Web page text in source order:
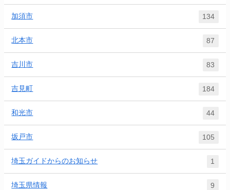
加須市 134
北本市 87
吉川市 83
吉見町 184
和光市 44
坂戸市 105
埼玉ガイドからのお知らせ 1
埼玉県情報 9